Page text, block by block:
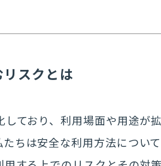
スクとは
ており、利用場面や用途が
ちは安全な利用方法につい